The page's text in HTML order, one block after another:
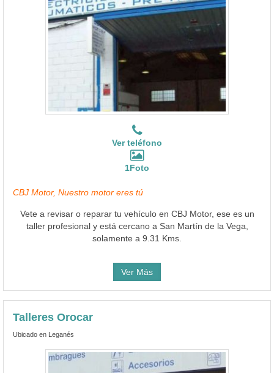
Ver teléfono
1Foto
CBJ Motor, Nuestro motor eres tú
Vete a revisar o reparar tu vehículo en CBJ Motor, ese es un
taller profesional y está cercano a San Martín de la Vega,
solamente a 9.31 Kms.
Ver Más
Talleres Orocar
Ubicado en Leganés